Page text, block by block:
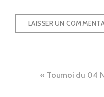
Navigation
Tournoi du 04